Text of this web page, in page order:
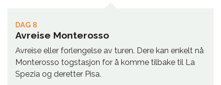
DAG 8
Avreise Monterosso
Avreise eller forlengelse av turen. Dere kan enkelt nå
Monterosso togstasjon for å komme tilbake til La
Spezia og deretter Pisa.